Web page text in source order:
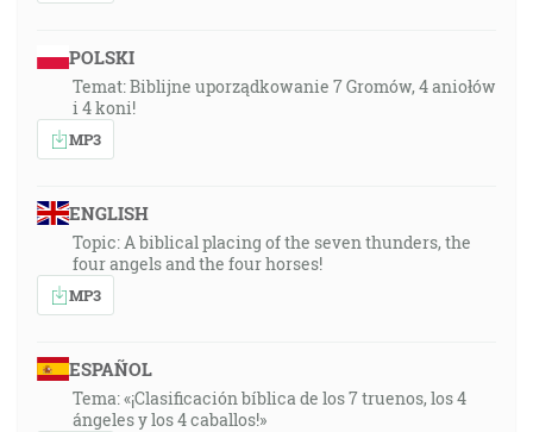
POLSKI
Temat: Biblijne uporządkowanie 7 Gromów, 4 aniołów
i 4 koni!
MP3
ENGLISH
Topic: A biblical placing of the seven thunders, the
four angels and the four horses!
MP3
ESPAÑOL
Tema: «¡Clasificación bíblica de los 7 truenos, los 4
ángeles y los 4 caballos!»